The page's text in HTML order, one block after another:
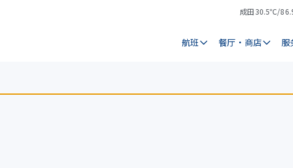
成田
气
30.5℃/
天
航班 餐厅・商店 服